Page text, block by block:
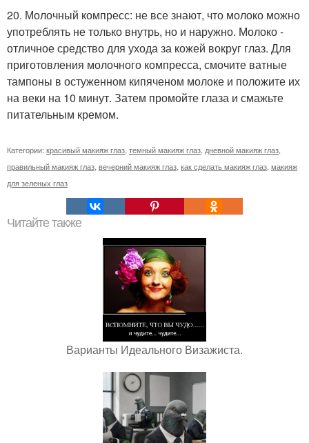
20. Молочный компресс: не все знают, что молоко можно
употреблять не только внутрь, но и наружно. Молоко -
отличное средство для ухода за кожей вокруг глаз. Для
приготовления молочного компресса, смочите ватные
тампоны в остуженном кипяченом молоке и положите их
на веки на 10 минут. Затем промойте глаза и смажьте
питательным кремом.
Категории: красивый макияж глаз темный макияж глаз дневной макияж глаз
правильный макияж глаз вечерний макияж глаз как сделать макияж глаз макияж
для зеленых глаз
Читайте также
Варианты Идеального Визажиста.